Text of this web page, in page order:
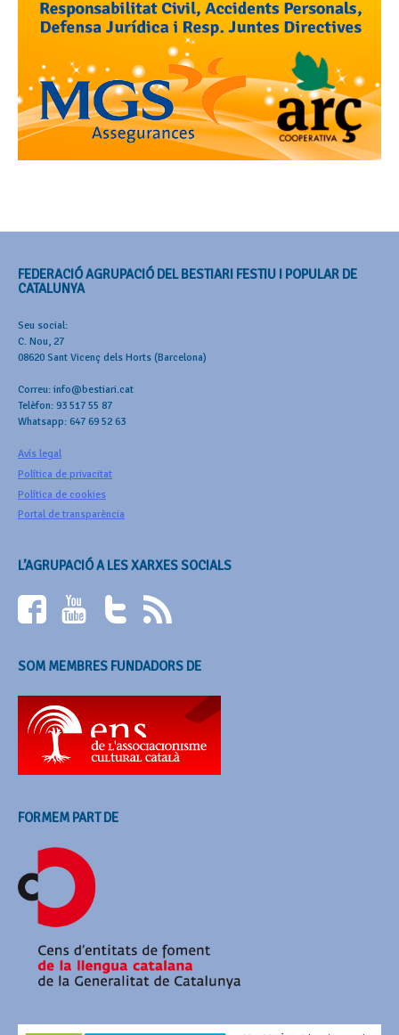
FEDERACIÓ AGRUPACIÓ DEL BESTIARI FESTIU I POPULAR DE
CATALUNYA
Seu social:
C. Nou, 27
08620 Sant Vicenç dels Horts (Barcelona)
Correu: info@bestiari.cat
Telèfon: 93 517 55 87
Whatsapp: 647 69 52 63
Avís legal
Política de privacitat
Política de cookies
Portal de transparència
L’AGRUPACIÓ A LES XARXES SOCIALS
SOM MEMBRES FUNDADORS DE
FORMEM PART DE